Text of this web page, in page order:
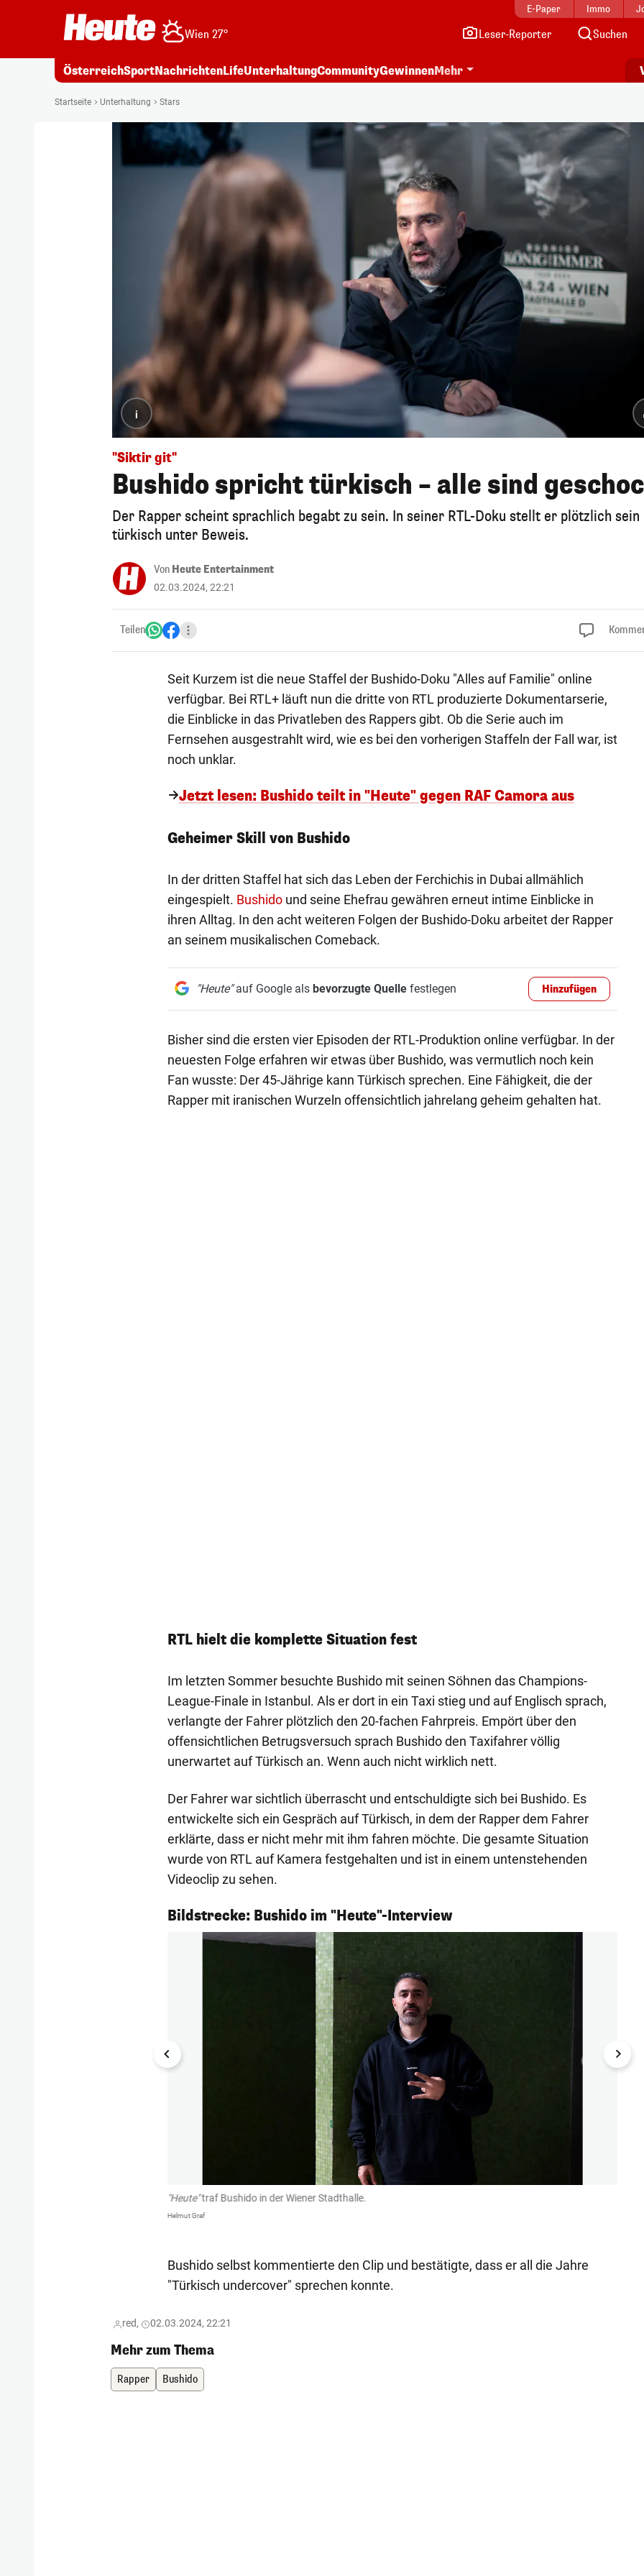
E-Paper Immo
Wien 27° Leser-Reporter Suchen
ÖsterreichSportNachrichtenLifeUnterhaltungCommunityGewinnenMehr
Startseite Unterhaltung Stars
i
"Siktir git"
Bushido spricht türkisch – alle sind
Der Rapper scheint sprachlich begabt zu sein. In seiner RTL-Doku stellt er plötzlich sein
türkisch unter Beweis.
Von Heute Entertainment
02.03.2024, 22:21
Teilen
Seit Kurzem ist die neue Staffel der Bushido-Doku "Alles auf Familie" online
verfügbar. Bei RTL+ läuft nun die dritte von RTL produzierte Dokumentarserie,
die Einblicke in das Privatleben des Rappers gibt. Ob die Serie auch im
Fernsehen ausgestrahlt wird, wie es bei den vorherigen Staffeln der Fall war, ist
noch unklar.
Jetzt lesen: Bushido teilt in "Heute" gegen RAF Camora aus
Geheimer Skill von Bushido
In der dritten Staffel hat sich das Leben der Ferchichis in Dubai allmählich
eingespielt. Bushidound seine Ehefrau gewähren erneut intime Einblicke in
ihren Alltag. In den acht weiteren Folgen der Bushido-Doku arbeitet der Rapper
an seinem musikalischen Comeback.
"Heute"auf Google als bevorzugte Quellefestlegen Hinzufügen
Bisher sind die ersten vier Episoden der RTL-Produktion online verfügbar. In der
neuesten Folge erfahren wir etwas über Bushido, was vermutlich noch kein
Fan wusste: Der 45-Jährige kann Türkisch sprechen. Eine Fähigkeit, die der
Rapper mit iranischen Wurzeln offensichtlich jahrelang geheim gehalten hat.
RTL hielt die komplette Situation fest
Im letzten Sommer besuchte Bushido mit seinen Söhnen das Champions-
League-Finale in Istanbul. Als er dort in ein Taxi stieg und auf Englisch sprach,
verlangte der Fahrer plötzlich den 20-fachen Fahrpreis. Empört über den
offensichtlichen Betrugsversuch sprach Bushido den Taxifahrer völlig
unerwartet auf Türkisch an. Wenn auch nicht wirklich nett.
Der Fahrer war sichtlich überrascht und entschuldigte sich bei Bushido. Es
entwickelte sich ein Gespräch auf Türkisch, in dem der Rapper dem Fahrer
erklärte, dass er nicht mehr mit ihm fahren möchte. Die gesamte Situation
wurde von RTL auf Kamera festgehalten und ist in einem untenstehenden
Videoclip zu sehen.
Bildstrecke: Bushido im "Heute"-Interview
1/5
"Heute"traf Bushido in der Wiener Stadthalle.
Helmut Graf
Bushido selbst kommentierte den Clip und bestätigte, dass er all die Jahre
"Türkisch undercover" sprechen konnte.
red, 02.03.2024, 22:21
Mehr zum Thema
Rapper Bushido